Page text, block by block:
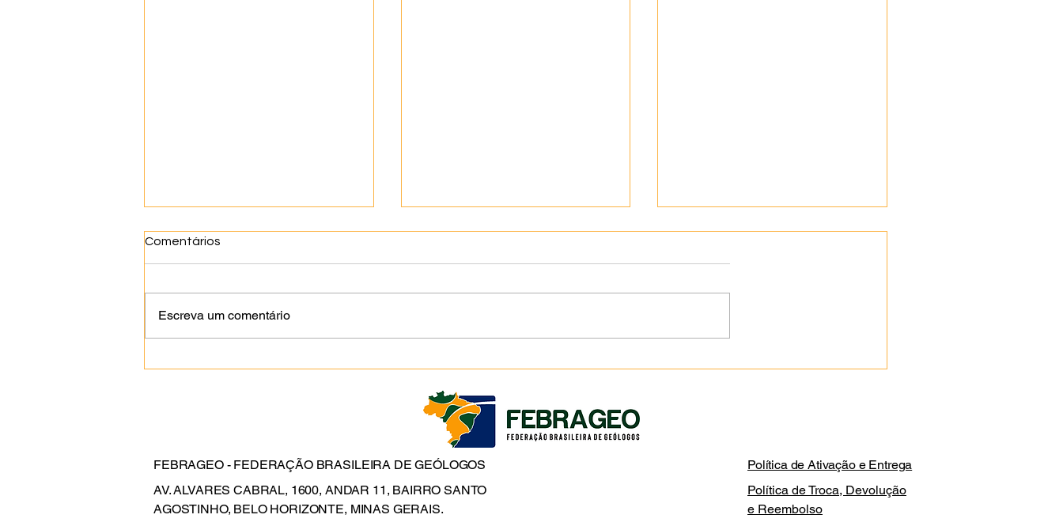
sobre terras raras, minerais
nucleares e inteligência
artificial aplicada à geologia
Comentários
Escreva um comentário
FEBRAGEO - FEDERAÇÃO BRASILEIRA DE GEÓLOGOS
AV. ALVARES CABRAL, 1600, ANDAR 11, BAIRRO SANTO
AGOSTINHO, BELO HORIZONTE, MINAS GERAIS.
Política de Ativação e Entrega
Política de Troca, Devolução
e Reembolso